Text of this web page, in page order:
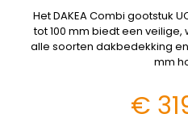
Het DAKEA Combi gootstuk
tot 100 mm biedt een
alle soorten dakbedekking
mm
€